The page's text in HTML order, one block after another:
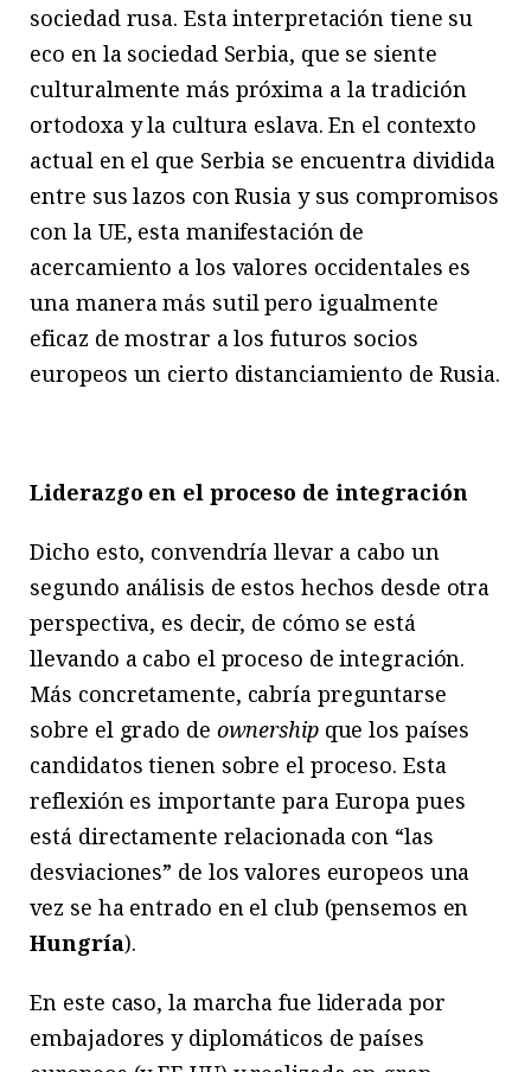
sociedad rusa. Esta interpretación tiene su
eco en la sociedad Serbia, que se siente
culturalmente más próxima a la tradición
ortodoxa y la cultura eslava. En el contexto
actual en el que Serbia se encuentra dividida
entre sus lazos con Rusia y sus compromisos
con la UE, esta manifestación de
acercamiento a los valores occidentales es
una manera más sutil pero igualmente
eficaz de mostrar a los futuros socios
europeos un cierto distanciamiento de Rusia.
Liderazgo en el proceso de integración
Dicho esto, convendría llevar a cabo un
segundo análisis de estos hechos desde otra
perspectiva, es decir, de cómo se está
llevando a cabo el proceso de integración.
Más concretamente, cabría preguntarse
sobre el grado de ownershipque los países
candidatos tienen sobre el proceso. Esta
reflexión es importante para Europa pues
está directamente relacionada con “las
desviaciones” de los valores europeos una
vez se ha entrado en el club (pensemos en
Hungría).
En este caso, la marcha fue liderada por
embajadores y diplomáticos de países